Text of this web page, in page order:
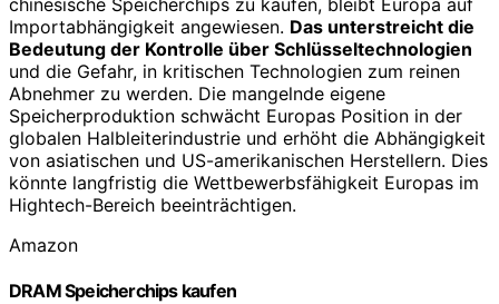
chinesische Speicherchips zu kaufen, bleibt Europa auf
Importabhängigkeit angewiesen. Das unterstreicht die
Bedeutung der Kontrolle über Schlüsseltechnologien
und die Gefahr, in kritischen Technologien zum reinen
Abnehmer zu werden. Die mangelnde eigene
Speicherproduktion schwächt Europas Position in der
globalen Halbleiterindustrie und erhöht die Abhängigkeit
von asiatischen und US-amerikanischen Herstellern. Dies
könnte langfristig die Wettbewerbsfähigkeit Europas im
Hightech-Bereich beeinträchtigen.
Amazon
DRAM Speicherchips kaufen